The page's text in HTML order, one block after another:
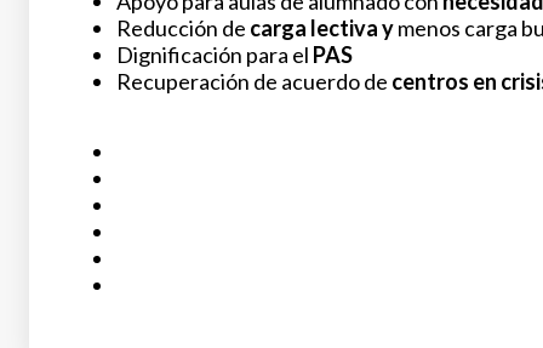
Reducción de carga lectiva ymenos carga
Dignificación para el PAS
Recuperación de acuerdo de centros en